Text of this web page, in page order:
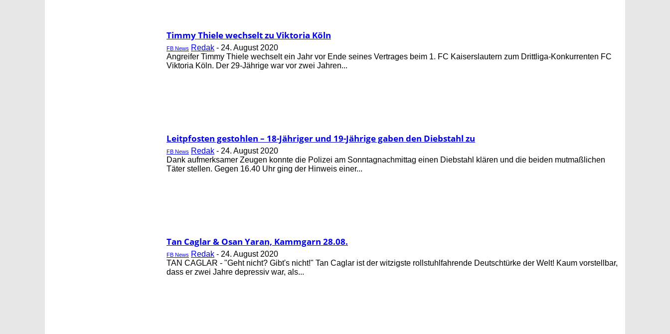
Timmy Thiele wechselt zu Viktoria Köln
FB News Redak - 24. August 2020
Angreifer Timmy Thiele wechselt ein Jahr vor Ende seines Vertrages beim 1. FC Kaiserslautern zum Drittliga-Konkurrenten FC
Viktoria Köln. Der 29-Jährige war vor zwei Jahren...
Leitpfosten gestohlen – 18-Jähriger und 19-Jährige gaben den Diebstahl zu
FB News Redak - 24. August 2020
Dank aufmerksamer Zeugen konnte die Polizei am Sonntagnachmittag einen Diebstahl klären und die beiden mutmaßlichen
Täter stellen. Gegen 16.40 Uhr ging der Hinweis einer...
Tan Caglar & Osan Yaran, Kammgarn 28.08.
FB News Redak - 24. August 2020
TAN CAGLAR - "Geht nicht? Gibt's nicht!" Tan Caglar ist der witzigste rollstuhlfahrende Deutschtürke der Welt! Kaum vorstellbar,
dass er zwei Jahre depressiv war, als...